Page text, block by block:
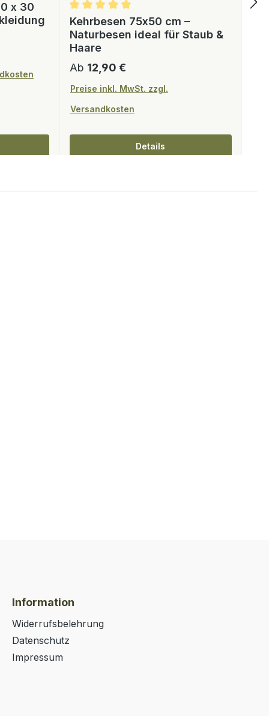
x 30
Kehrbesen 75x50 cm –
Naturbesen ideal für Staub &
Haare
Regulärer Preis:
Ab 12,90 €
Preise inkl. MwSt. zzgl.
Versandkosten
Details
Information
Widerrufsbelehrung
Datenschutz
Impressum